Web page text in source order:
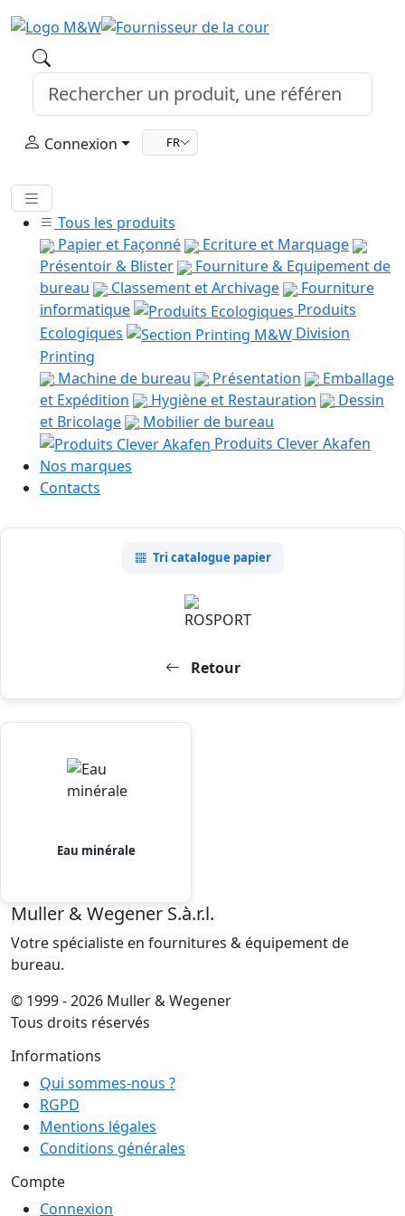
Connexion FR
Tous les produits
Papier et Façonné
Ecriture et Marquage
Présentoir & Blister
Fourniture & Equipement de
bureau
Classement et Archivage
Fourniture
informatique
Produits
Ecologiques
Division
Printing
Machine de bureau
Présentation
Emballage
et Expédition
Hygiène et Restauration
Dessin
et Bricolage
Mobilier de bureau
Produits Clever Akafen
Nos marques
Contacts
Tri catalogue papier
Retour
Eau minérale
Muller & Wegener S.à.r.l.
Votre spécialiste en fournitures & équipement de
bureau.
© 1999 - 2026 Muller & Wegener
Tous droits réservés
Informations
Qui sommes-nous ?
RGPD
Mentions légales
Conditions générales
Compte
Connexion